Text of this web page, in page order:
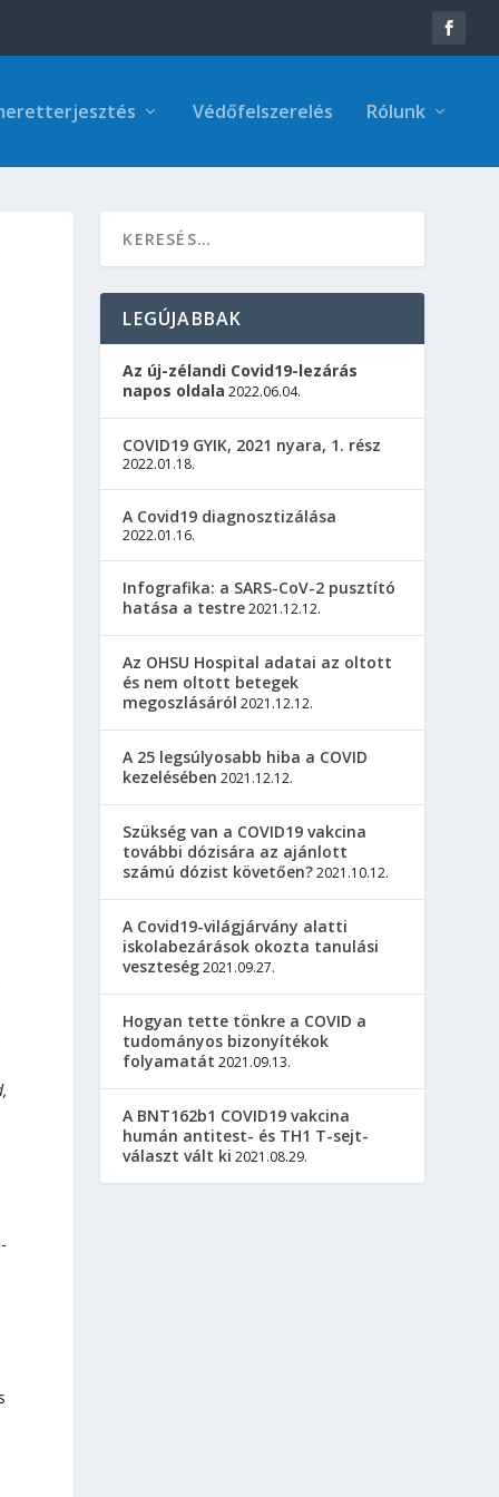
Védőfelszerelés Rólunk
LEGÚJABBAK
Az új-zélandi Covid19-lezárás
napos oldala 2022.06.04.
COVID19 GYIK, 2021 nyara, 1. rész
2022.01.18.
A Covid19 diagnosztizálása
2022.01.16.
Infografika: a SARS-CoV-2 pusztító
hatása a testre2021.12.12.
Az OHSU Hospital adatai az oltott
és nem oltott betegek
megoszlásáról 2021.12.12.
A 25 legsúlyosabb hiba a COVID
kezelésében 2021.12.12.
Szükség van a COVID19 vakcina
további dózisára az ajánlott
számú dózist követően?2021.10.12.
A Covid19-világjárvány alatti
iskolabezárások okozta tanulási
veszteség2021.09.27.
Hogyan tette tönkre a COVID a
tudományos bizonyítékok
folyamatát 2021.09.13.
A BNT162b1 COVID19 vakcina
humán antitest- és TH1 T-sejt-
választ vált ki 2021.08.29.